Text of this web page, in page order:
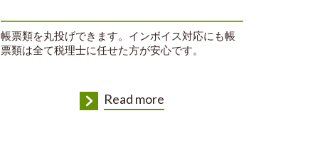
帳票類を丸投げできます。インボイス対応にも帳
票類は全て税理士に任せた方が安心です。
Read more